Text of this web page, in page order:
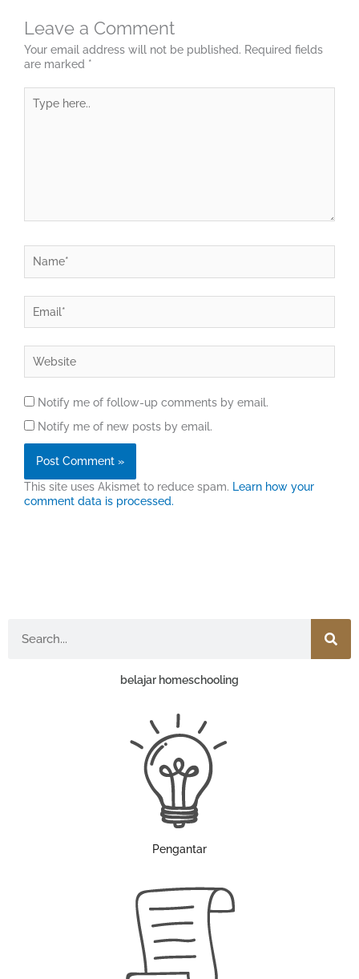
Leave a Comment
Your email address will not be published. Required fields
are marked *
here..
Notify me of follow-up comments by email.
Notify me of new posts by email.
This site uses Akismet to reduce spam. Learn how your
comment data is processed.
belajar homeschooling
Pengantar